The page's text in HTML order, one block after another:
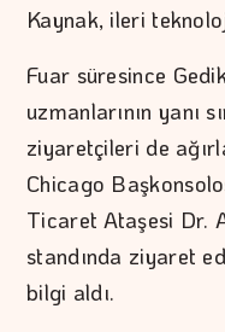
Kaynak, ileri
Fuar süresince
uzmanlarının yanı
ziyaretçileri de
Chicago
Ticaret Ataşesi Dr.
standında ziyaret
bilgi aldı.